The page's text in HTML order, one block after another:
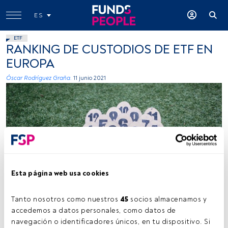
Esta página web usa cookies
Tanto nosotros como nuestros 45 socios almacenamos y
accedemos a datos personales, como datos de
navegación o identificadores únicos, en tu dispositivo. Si
ES
ETF
RANKING DE CUSTODIOS DE ETF EN
EUROPA
Óscar Rodríguez Graña. 11 junio 2021
Dan burton, Unsplash
Tiempo lectura: 2 min.